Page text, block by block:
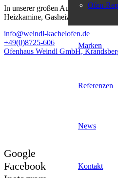
Ofen-
Marken
Referenzen
News
Kontakt
In unserer großen Ausstellung, die
Heizkamine, Gasheizkamin(e),
info@weindl-kachelofen.de
+49(0)8725-606
Ofenhaus Weindl GmbH,
Google
Facebook